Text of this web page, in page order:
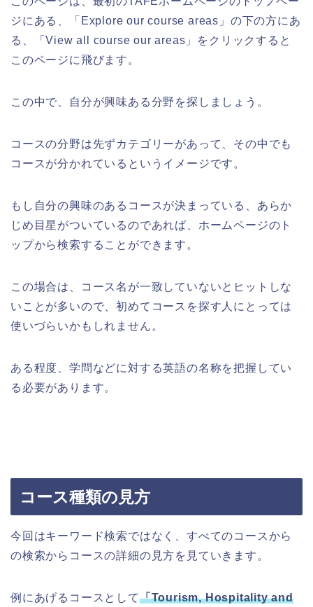
ジにある、「Explore our course areas」の下の方にあ
る、「View all course our areas」をクリックすると
このページに飛びます。
この中で、自分が興味ある分野を探しましょう。
コースの分野は先ずカテゴリーがあって、その中でも
コースが分かれているというイメージです。
もし自分の興味のあるコースが決まっている、あらか
じめ目星がついているのであれば、ホームページのト
ップから検索することができます。
この場合は、コース名が一致していないとヒットしな
いことが多いので、初めてコースを探す人にとっては
使いづらいかもしれません。
ある程度、学問などに対する英語の名称を把握してい
る必要があります。
コース種類の見方
今回はキーワード検索ではなく、すべてのコースから
の検索からコースの詳細の見方を見ていきます。
例にあげるコースとして「Tourism, Hospitality and